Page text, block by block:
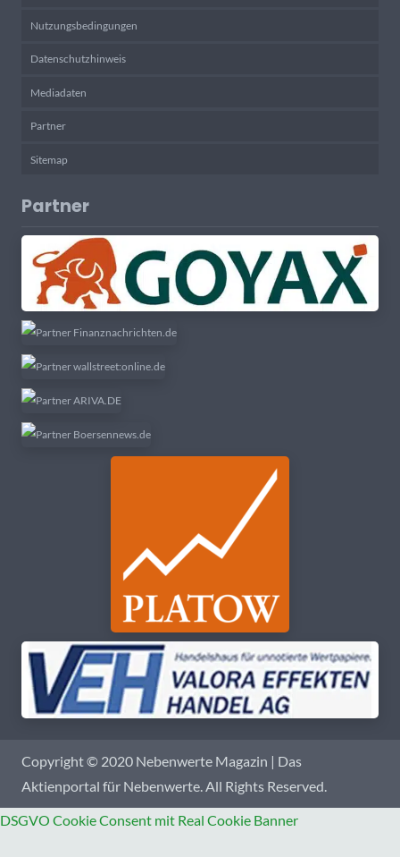
Nutzungsbedingungen
Datenschutzhinweis
Mediadaten
Partner
Sitemap
Partner
Copyright © 2020 Nebenwerte Magazin | Das
Aktienportal für Nebenwerte. All Rights Reserved.
DSGVO Cookie Consent mit Real Cookie Banner